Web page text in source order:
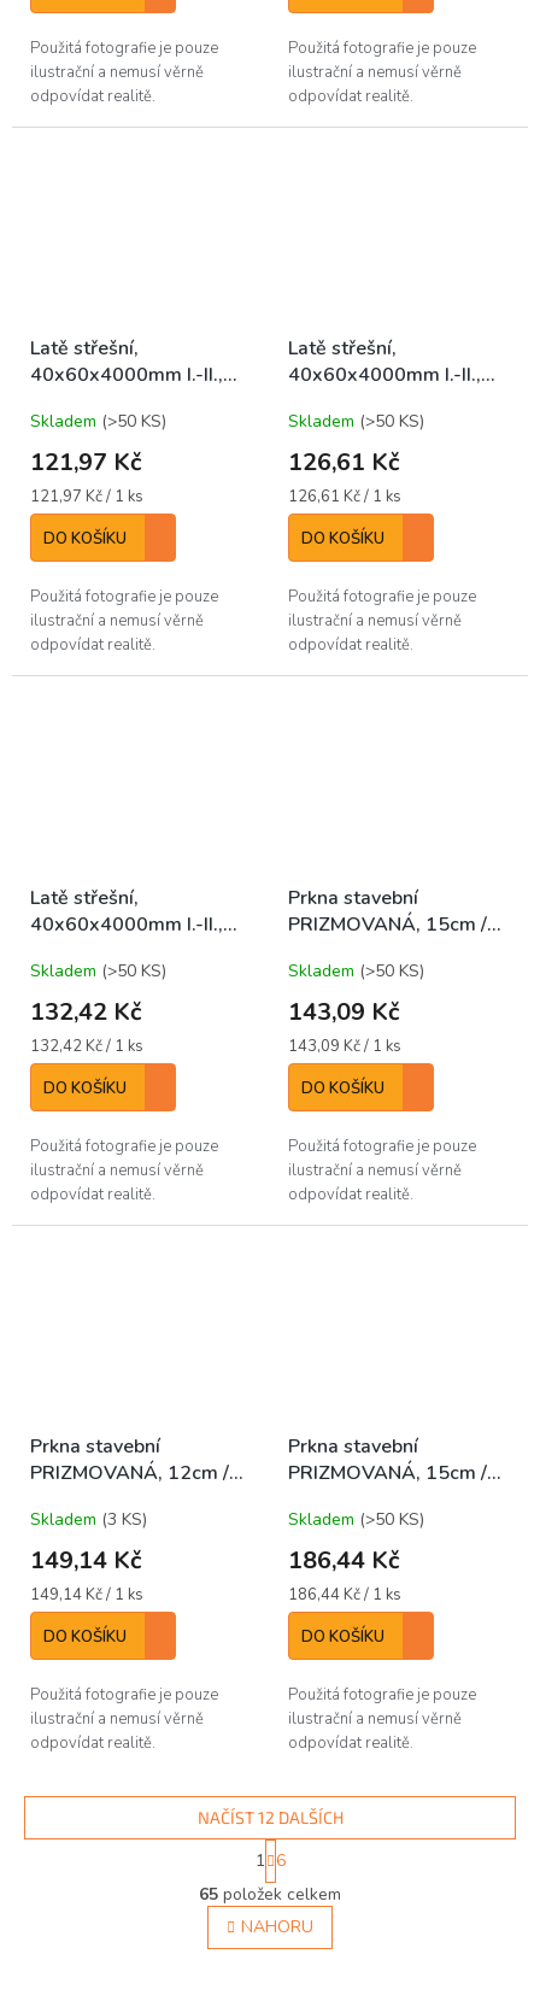
Použitá fotografie je pouze
ilustrační a nemusí věrně
odpovídat realitě.
Použitá fotografie je pouze
ilustrační a nemusí věrně
odpovídat realitě.
Latě střešní,
40x60x4000mm I.-II.,
Skladem (>50 KS)
121,97 Kč
Měrná
cena:
121,97 Kč / 1 ks
DO KOŠÍKU
Použitá fotografie je pouze
ilustrační a nemusí věrně
odpovídat realitě.
Latě střešní,
40x60x4000mm I.-II.,
Skladem (>50 KS)
126,61 Kč
Měrná
cena:
126,61 Kč / 1 ks
DO KOŠÍKU
Použitá fotografie je pouze
ilustrační a nemusí věrně
odpovídat realitě.
Latě střešní,
40x60x4000mm I.-II.,
Skladem (>50 KS)
132,42 Kč
Měrná
cena:
132,42 Kč / 1 ks
DO KOŠÍKU
Použitá fotografie je pouze
ilustrační a nemusí věrně
odpovídat realitě.
Prkna stavební
PRIZMOVANÁ, 15cm /
SM/JD/BO
Skladem (>50 KS)
143,09 Kč
Měrná
cena:
143,09 Kč / 1 ks
DO KOŠÍKU
Použitá fotografie je pouze
ilustrační a nemusí věrně
odpovídat realitě.
Prkna stavební
PRIZMOVANÁ, 12cm /
SM/JD/BO
Skladem (3 KS)
149,14 Kč
Měrná
cena:
149,14 Kč / 1 ks
DO KOŠÍKU
Použitá fotografie je pouze
ilustrační a nemusí věrně
odpovídat realitě.
Prkna stavební
PRIZMOVANÁ, 15cm /
SM/JD/BO
Skladem (>50 KS)
186,44 Kč
Měrná
cena:
186,44 Kč / 1 ks
DO KOŠÍKU
Použitá fotografie je pouze
ilustrační a nemusí věrně
odpovídat realitě.
O
v
l
á
NAČÍST 12 DALŠÍCH
S
t
r
á
n
k
1 6
65 položek celkem
NAHORU